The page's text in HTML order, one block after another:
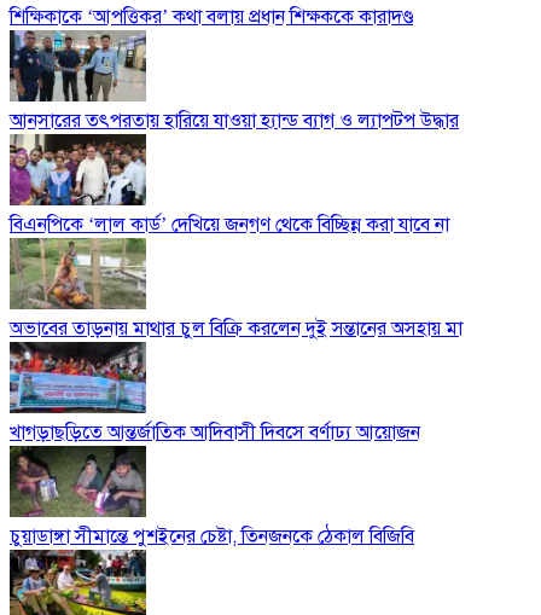
‎শিক্ষিকাকে ‘আপত্তিকর’ কথা বলায় প্রধান শিক্ষককে কারাদণ্ড
‎আনসারের তৎপরতায় হারিয়ে যাওয়া হ্যান্ড ব্যাগ ও ল্যাপটপ উদ্ধার
বিএনপিকে ‘লাল কার্ড’ দেখিয়ে জনগণ থেকে বিচ্ছিন্ন করা যাবে না
অভাবের তাড়নায় মাথার চুল বিক্রি করলেন দুই সন্তানের অসহায় মা
খাগড়াছড়িতে আন্তর্জাতিক আদিবাসী দিবসে বর্ণাঢ্য আয়োজন
চুয়াডাঙ্গা সীমান্তে পুশইনের চেষ্টা, তিনজনকে ঠেকাল বিজিবি